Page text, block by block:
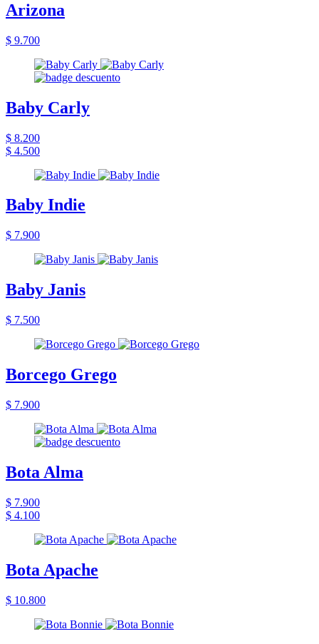
Arizona
$ 9.700
Baby Carly
$ 8.200
$ 4.500
Baby Indie
$ 7.900
Baby Janis
$ 7.500
Borcego Grego
$ 7.900
Bota Alma
$ 7.900
$ 4.100
Bota Apache
$ 10.800